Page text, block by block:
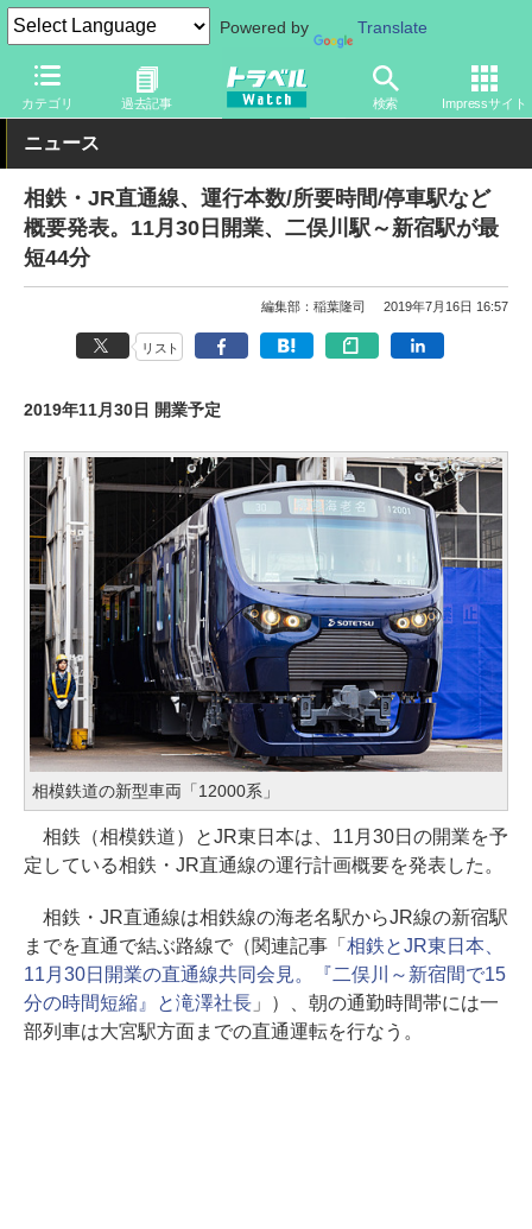
Powered by Translate
カテゴリ 過去記事 検索 Impressサイト
トラベル Watch 地域 国内旅行 関東
ニュース
相鉄・JR直通線、運行本数/所要時間/停車駅など
概要発表。11月30日開業、二俣川駅～新宿駅が最
短44分
編集部：稲葉隆司 2019年7月16日 16:57
リスト
2019年11月30日 開業予定
相模鉄道の新型車両「12000系」
相鉄（相模鉄道）とJR東日本は、11月30日の開業を予
定している相鉄・JR直通線の運行計画概要を発表した。
相鉄・JR直通線は相鉄線の海老名駅からJR線の新宿駅
までを直通で結ぶ路線で（関連記事「 相鉄とJR東日本、
11月30日開業の直通線共同会見。『二俣川～新宿間で15
分の時間短縮』と滝澤社長」）、朝の通勤時間帯には一
部列車は大宮駅方面までの直通運転を行なう。